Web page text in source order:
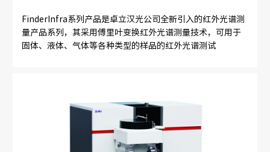
FinderInfra系列产品是卓立汉光公司全新引入的红外光谱测
量产品系列，其采用傅里叶变换红外光谱测量技术，可用于
固体、液体、气体等各种类型的样品的红外光谱测试